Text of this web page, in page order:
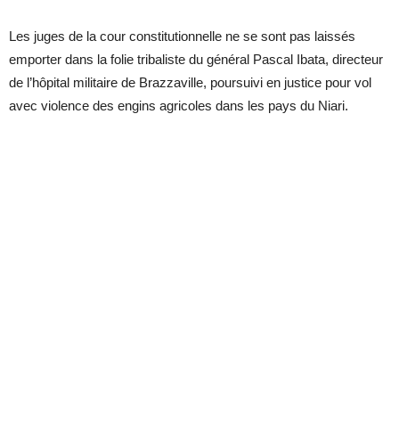
Les juges de la cour constitutionnelle ne se sont pas laissés
emporter dans la folie tribaliste du général Pascal Ibata, directeur
de l’hôpital militaire de Brazzaville, poursuivi en justice pour vol
avec violence des engins agricoles dans les pays du Niari.